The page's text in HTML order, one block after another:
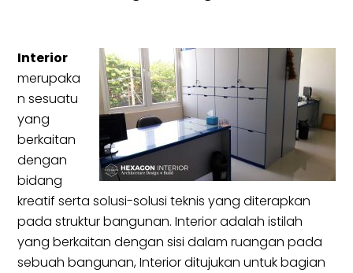
Interior
merupaka
n sesuatu
yang
berkaitan
dengan
bidang
kreatif serta solusi-solusi teknis yang diterapkan
pada struktur bangunan. Interior adalah istilah
yang berkaitan dengan sisi dalam ruangan pada
sebuah bangunan, Interior ditujukan untuk bagian